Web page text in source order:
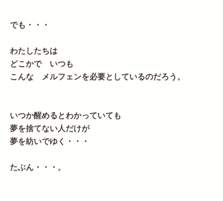
でも・・・
わたしたちは
どこかで いつも
こんな メルフェンを必要としているのだろう。
いつか醒めるとわかっていても
夢を捨てない人だけが
夢を紡いでゆく・・・
たぶん・・・。